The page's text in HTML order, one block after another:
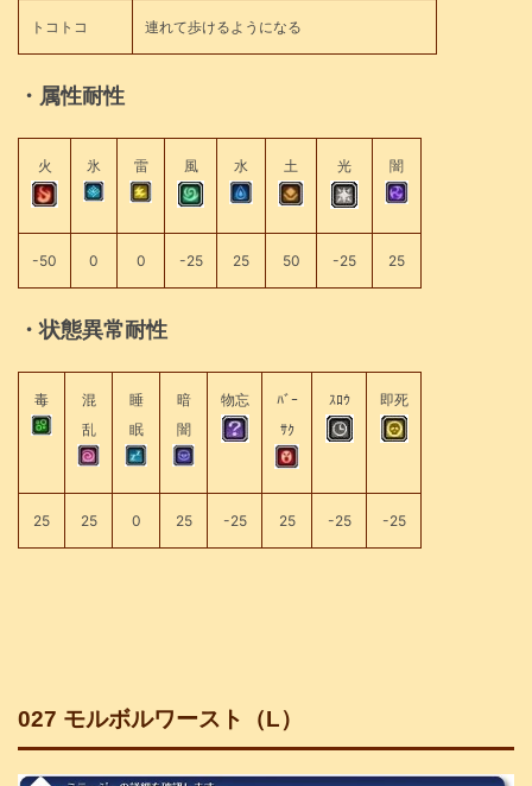
トコトコ 連れて歩けるようになる
・属性耐性
火 氷 雷 風 水 土 光 闇
-50 0 0 -25 25 50 -25 25
・状態異常耐性
毒
混
乱
睡
眠
暗
闇
物忘
ﾊﾞｰ
ｻｸ
ｽﾛｳ 即死
25 25 0 25 -25 25 -25 -25
027 モルボルワースト（L）